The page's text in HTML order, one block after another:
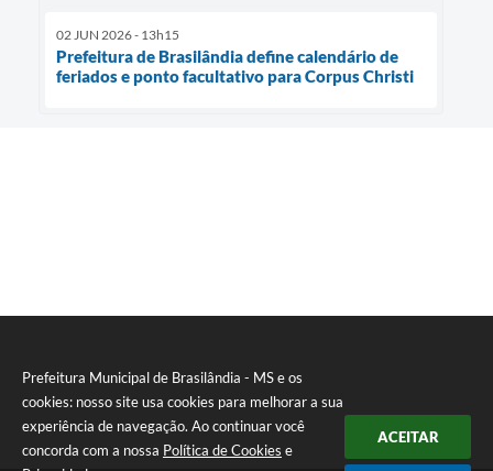
Prefeitura Municipal de Brasilândia - MS e os
cookies: nosso site usa cookies para melhorar a sua
experiência de navegação. Ao continuar você
concorda com a nossa Política de Cookies e
ACEITAR
02 JUN 2026 - 13h15
Prefeitura de Brasilândia define calendário de
feriados e ponto facultativo para Corpus Christi